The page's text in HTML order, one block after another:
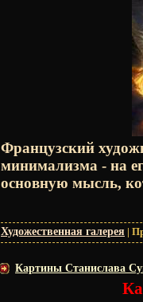
Французский
минимализма - на
основную мысль,
Художественная галерея |
Картины Станислава